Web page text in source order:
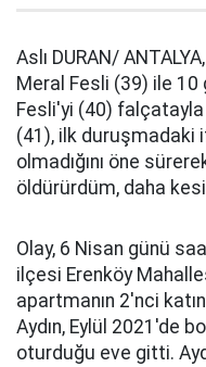
Aslı DURAN/
Meral Fesli (39) ile 10
Fesli'yi (40) falçatayla
(41), ilk duruşmadaki
olmadığını öne
öldürürdüm, daha
Olay, 6 Nisan günü
ilçesi Erenköy
apartmanın 2'nci
Aydın, Eylül 2021'de
oturduğu eve gitti.